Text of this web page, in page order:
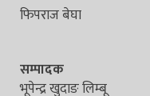
फिपराज बेघा
सम्पादक
भूपेन्द्र खुदाङ लिम्बू